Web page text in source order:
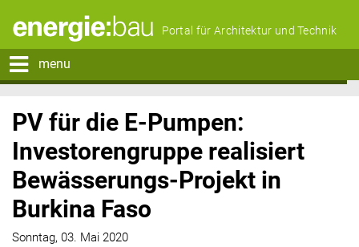
Portal für Architektur und Technik
menu
PV für die E-Pumpen:
Investorengruppe realisiert
Bewässerungs-Projekt in
Burkina Faso
Sonntag, 03. Mai 2020